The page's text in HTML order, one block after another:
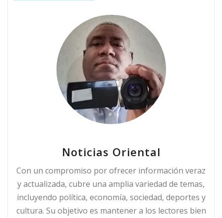
Noticias Oriental
Con un compromiso por ofrecer información veraz
y actualizada, cubre una amplia variedad de temas,
incluyendo política, economía, sociedad, deportes y
cultura. Su objetivo es mantener a los lectores bien